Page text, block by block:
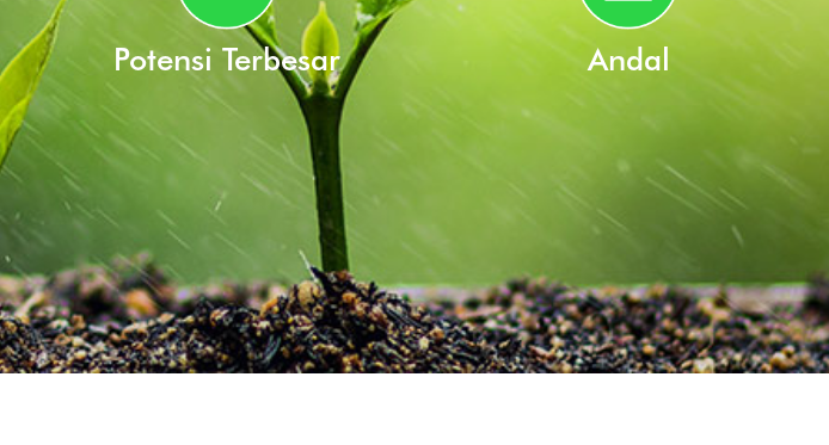
Potensi Terbesar Andal